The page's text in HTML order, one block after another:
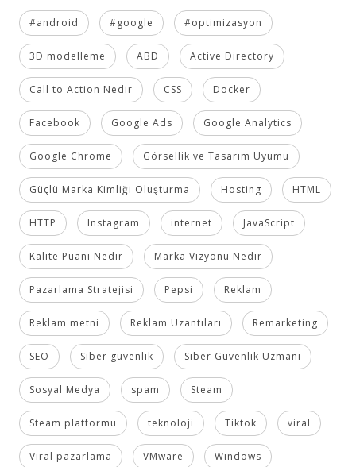
#android #google #optimizasyon
3D modelleme ABD Active Directory
Call to Action Nedir CSS Docker
Facebook Google Ads Google Analytics
Google Chrome Görsellik ve Tasarım Uyumu
Güçlü Marka Kimliği Oluşturma Hosting HTML
HTTP Instagram internet JavaScript
Kalite Puanı Nedir Marka Vizyonu Nedir
Pazarlama Stratejisi Pepsi Reklam
Reklam metni Reklam Uzantıları Remarketing
SEO Siber güvenlik Siber Güvenlik Uzmanı
Sosyal Medya spam Steam
Steam platformu teknoloji Tiktok viral
Viral pazarlama VMware Windows